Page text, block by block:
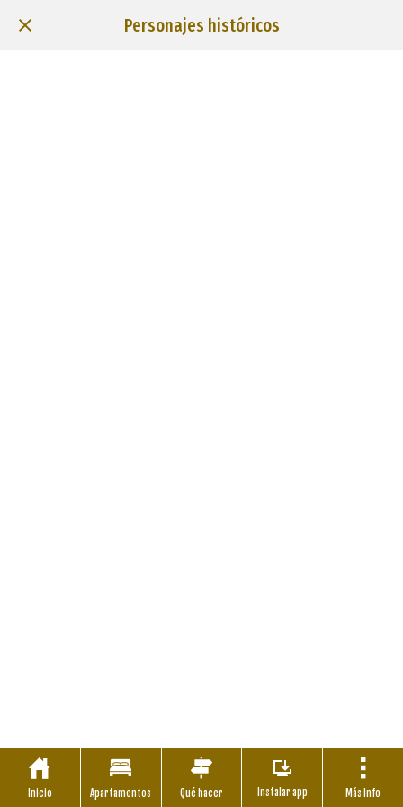
Personajes históricos
Inicio Apartamentos Qué hacer Instalar app Más Info